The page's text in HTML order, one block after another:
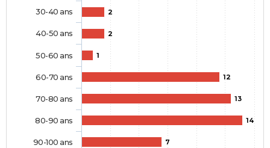
2
2
1
12
13
14
7
30-40 ans
40-50 ans
50-60 ans
60-70 ans
70-80 ans
80-90 ans
90-100 ans